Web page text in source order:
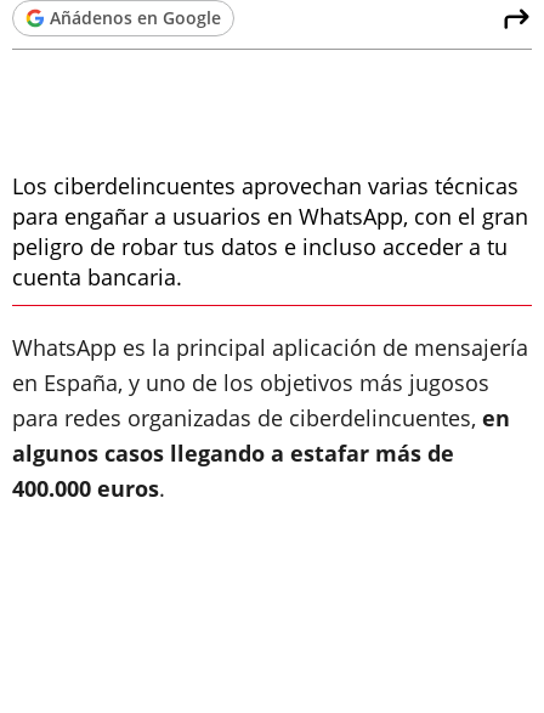
Añádenos en Google
Los ciberdelincuentes aprovechan varias técnicas
para engañar a usuarios en WhatsApp, con el gran
peligro de robar tus datos e incluso acceder a tu
cuenta bancaria.
WhatsApp es la principal aplicación de mensajería
en España, y uno de los objetivos más jugosos
para redes organizadas de ciberdelincuentes, en
algunos casos llegando a estafar más de
400.000 euros.